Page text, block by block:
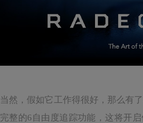
当然，假如它工作得很好，那么有
完整的6自由度追踪功能，这将开